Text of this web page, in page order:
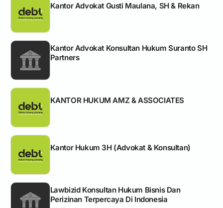
Kantor Advokat Gusti Maulana, SH & Rekan
Kantor Advokat Konsultan Hukum Suranto SH
Partners
KANTOR HUKUM AMZ & ASSOCIATES
Kantor Hukum 3H (Advokat & Konsultan)
Lawbizid Konsultan Hukum Bisnis Dan
Perizinan Terpercaya Di Indonesia